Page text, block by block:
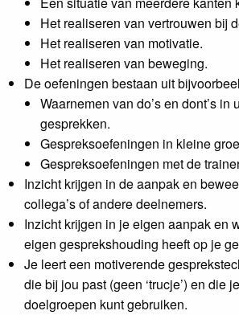
Het realiseren van vertrouwen bij
Het realiseren van motivatie.
Het realiseren van beweging.
De oefeningen bestaan uit
Waarnemen van do’s en dont’s in
gesprekken.
Gespreksoefeningen in kleine
Gespreksoefeningen met de
Inzicht krijgen in de aanpak en
collega’s of andere deelnemers.
Inzicht krijgen in je eigen aanpak en
eigen gesprekshouding heeft op je
Je leert een motiverende
die bij jou past (geen ‘trucje’) en die
doelgroepen kunt gebruiken.